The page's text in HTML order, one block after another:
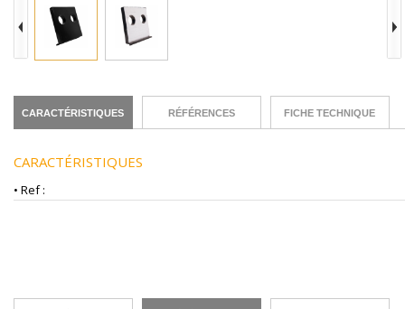
CARACTÉRISTIQUES RÉFÉRENCES FICHE TECHNIQUE
CARACTÉRISTIQUES
• Ref :